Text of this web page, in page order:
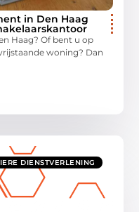
in Den Haag
Haag? Of bent u op
woning? Dan
DIENSTVERLENING